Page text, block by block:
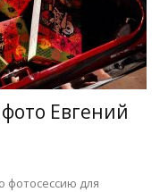
Евгений
фотосессию для